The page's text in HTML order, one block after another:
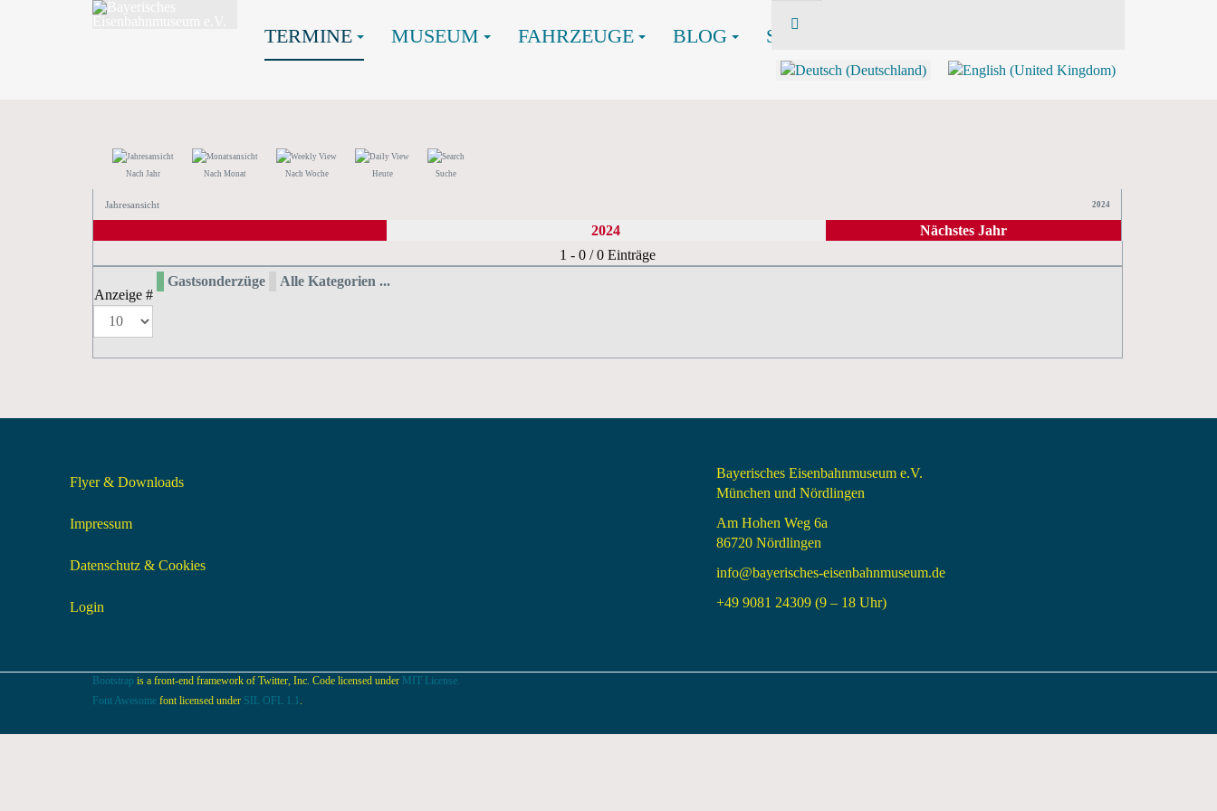
TERMINE MUSEUM FAHRZEUGE BLOG SHOP
Nach Jahr Nach Monat Nach Woche Heute Suche
Jahresansicht 2024
2024
Nächstes Jahr
Limite der Paginierungsliste
1 - 0 / 0 Einträge
Anzeige #
Gastsonderzüge Alle Kategorien ...
Flyer & Downloads
Impressum
Datenschutz & Cookies
Login
Bayerisches Eisenbahnmuseum e.V.
München und Nördlingen
Am Hohen Weg 6a
86720 Nördlingen
info@bayerisches-eisenbahnmuseum.de
+49 9081 24309 (9 – 18 Uhr)
Bootstrap is a front-end framework of Twitter, Inc. Code licensed under MIT License.
Font Awesome font licensed under SIL OFL 1.1 .